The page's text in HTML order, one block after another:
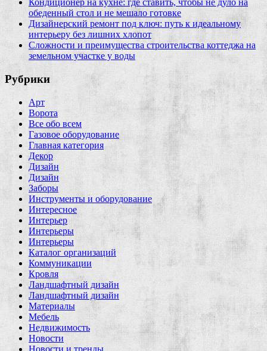
Кондиционер на кухне: где ставить, чтобы не дуло на
обеденный стол и не мешало готовке
Дизайнерский ремонт под ключ: путь к идеальному
интерьеру без лишних хлопот
Сложности и преимущества строительства коттеджа на
земельном участке у воды
Рубрики
Арт
Ворота
Все обо всем
Газовое оборудование
Главная категория
Декор
Дизайн
Дизайн
Заборы
Инструменты и оборудование
Интересное
Интерьер
Интерьеры
Интерьеры
Каталог организаций
Коммуникации
Кровля
Ландшафтный дизайн
Ландшафтный дизайн
Материалы
Мебель
Недвижимость
Новости
Новости и тренды